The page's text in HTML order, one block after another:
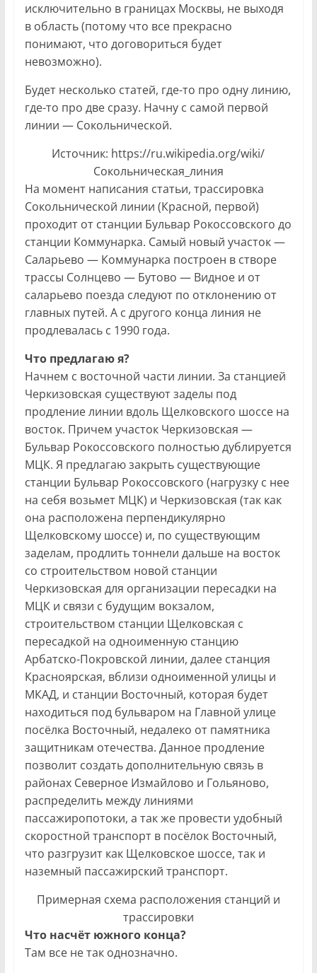
исключительно в границах Москвы, не выходя
в область (потому что все прекрасно
понимают, что договориться будет
невозможно).
Будет несколько статей, где-то про одну линию,
где-то про две сразу. Начну с самой первой
линии — Сокольнической.
Источник: https://ru.wikipedia.org/wiki/
Сокольническая_линия
На момент написания статьи, трассировка
Сокольнической линии (Красной, первой)
проходит от станции Бульвар Рокоссовского до
станции Коммунарка. Самый новый участок —
Саларьево — Коммунарка построен в створе
трассы Солнцево — Бутово — Видное и от
саларьево поезда следуют по отклонению от
главных путей. А с другого конца линия не
продлевалась с 1990 года.
Что предлагаю я?
Начнем с восточной части линии. За станцией
Черкизовская существуют заделы под
продление линии вдоль Щелковского шоссе на
восток. Причем участок Черкизовская —
Бульвар Рокоссовского полностью дублируется
МЦК. Я предлагаю закрыть существующие
станции Бульвар Рокоссовского (нагрузку с нее
на себя возьмет МЦК) и Черкизовская (так как
она расположена перпендикулярно
Щелковскому шоссе) и, по существующим
заделам, продлить тоннели дальше на восток
со строительством новой станции
Черкизовская для организации пересадки на
МЦК и связи с будущим вокзалом,
строительством станции Щелковская с
пересадкой на одноименную станцию
Арбатско-Покровской линии, далее станция
Красноярская, вблизи одноименной улицы и
МКАД, и станции Восточный, которая будет
находиться под бульваром на Главной улице
посёлка Восточный, недалеко от памятника
защитникам отечества. Данное продление
позволит создать дополнительную связь в
районах Северное Измайлово и Гольяново,
распределить между линиями
пассажиропотоки, а так же провести удобный
скоростной транспорт в посёлок Восточный,
что разгрузит как Щелковское шоссе, так и
наземный пассажирский транспорт.
Примерная схема расположения станций и
трассировки
Что насчёт южного конца?
Там все не так однозначно.